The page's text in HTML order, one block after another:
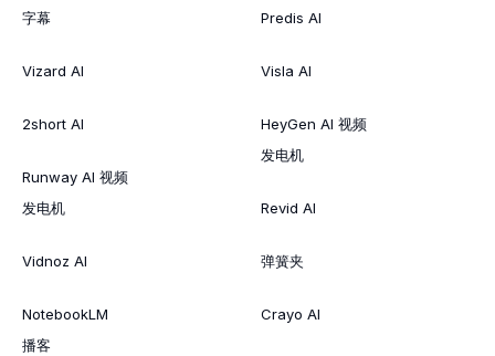
字幕
Vizard AI
2short AI
Runway AI 视频
发电机
Vidnoz AI
NotebookLM
播客
Predis AI
Visla AI
HeyGen AI 视频
发电机
Revid AI
弹簧夹
Crayo AI